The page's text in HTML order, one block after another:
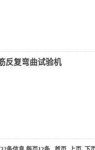
反复弯曲试验机